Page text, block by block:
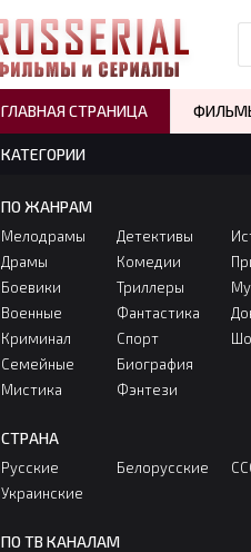
КАТЕГОРИИ
ПО ЖАНРАМ
Мелодрамы
Драмы
Боевики
Военные
Криминал
Семейные
Мистика
Детективы
Комедии
Триллеры
Фантастика
Спорт
Биография
Фэнтези
СТРАНА
Русские
Украинские
Белорусские
ПО ТВ КАНАЛАМ
ГЛАВНАЯ СТРАНИЦА